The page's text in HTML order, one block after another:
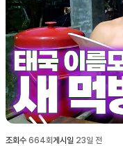
조회수 664회게시일 23일 전